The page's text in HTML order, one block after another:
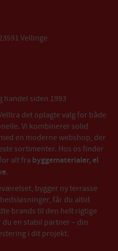
Vellinge
handel siden 1993
det oplagte valg for både
Vi kombinerer solid
en moderne webshop, der
sortimenter. Hos os finder
alt fra byggematerialer, el
.
bygger ny terrasse
får du altid
brands til den helt rigtige
en stabil partner – din
i dit projekt.